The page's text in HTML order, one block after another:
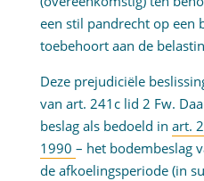
een stil pandrecht op een
toebehoort aan de
Deze prejudiciële
van art. 241c lid 2 Fw.
beslag als bedoeld in art.
1990 – het bodembeslag
de afkoelingsperiode (in